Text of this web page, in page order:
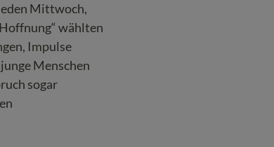
Mittwoch,
wählten
Impulse
Menschen
sogar